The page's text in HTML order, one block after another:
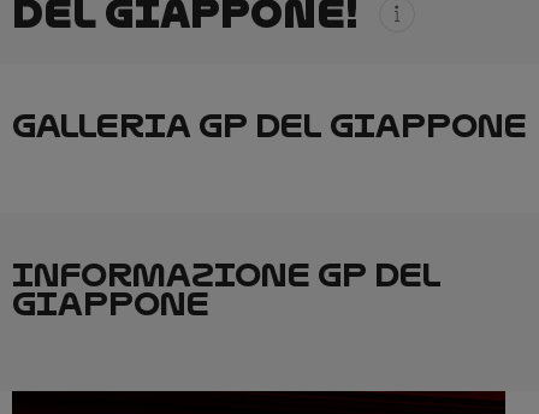
DEL GIAPPONE!
GALLERIA GP DEL GIAPPONE
INFORMAZIONE GP DEL
GIAPPONE